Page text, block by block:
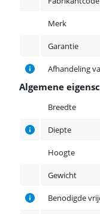
Merk
Garantie
Afhandeling
Algemene
Breedte
Diepte
Hoogte
Gewicht
Benodigde